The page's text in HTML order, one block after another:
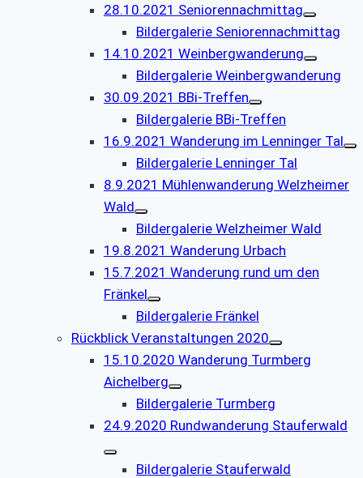
28.10.2021 Seniorennachmittag
Bildergalerie Seniorennachmittag
14.10.2021 Weinbergwanderung
Bildergalerie Weinbergwanderung
30.09.2021 BBi-Treffen
Bildergalerie BBi-Treffen
16.9.2021 Wanderung im Lenninger Tal
Bildergalerie Lenninger Tal
8.9.2021 Mühlenwanderung Welzheimer
Wald
Bildergalerie Welzheimer Wald
19.8.2021 Wanderung Urbach
15.7.2021 Wanderung rund um den
Fränkel
Bildergalerie Fränkel
Rückblick Veranstaltungen 2020
15.10.2020 Wanderung Turmberg
Aichelberg
Bildergalerie Turmberg
24.9.2020 Rundwanderung Stauferwald
Bildergalerie Stauferwald